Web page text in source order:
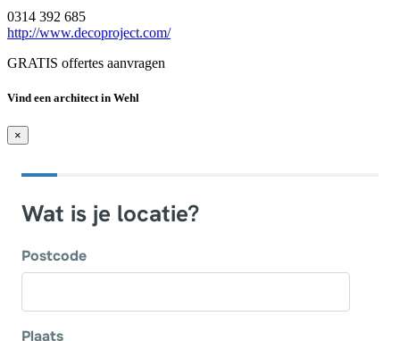
0314 392 685
http://www.decoproject.com/
GRATIS offertes aanvragen
Vind een architect in Wehl
×